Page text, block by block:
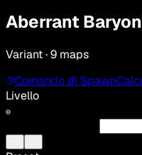
Aberrant
Variant · 9 maps
Comando di Spawn
Livello